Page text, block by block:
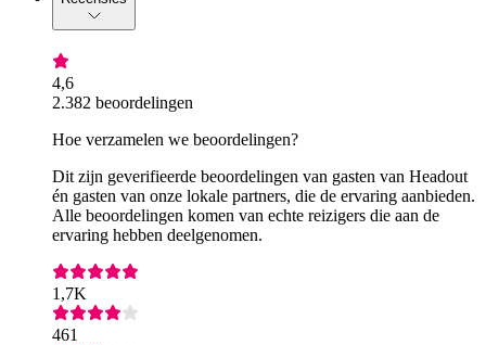
4,6
2.382 beoordelingen
Hoe verzamelen we beoordelingen?
Dit zijn geverifieerde beoordelingen van gasten van Headout
én gasten van onze lokale partners, die de ervaring aanbieden.
Alle beoordelingen komen van echte reizigers die aan de
ervaring hebben deelgenomen.
1,7K
461